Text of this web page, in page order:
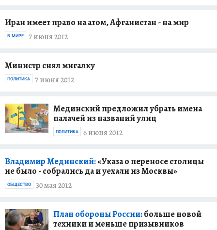
Иран имеет право на атом, Афганистан - на мир
7 июня 2012
В МИРЕ
Министр снял мигалку
7 июня 2012
ПОЛИТИКА
Мединский предложил убрать имена
палачей из названий улиц
6 июня 2012
ПОЛИТИКА
Владимир Мединский:«Указа о переносе столицы
не было - собрались да и уехали из Москвы»
30 мая 2012
ОБЩЕСТВО
План обороны России:больше новой
техники и меньше призывников